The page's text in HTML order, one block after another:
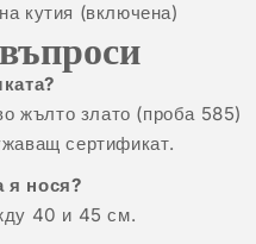
кутия (включена)
жълто злато (проба 585)
сертификат.
я нося?
40 и 45 см.